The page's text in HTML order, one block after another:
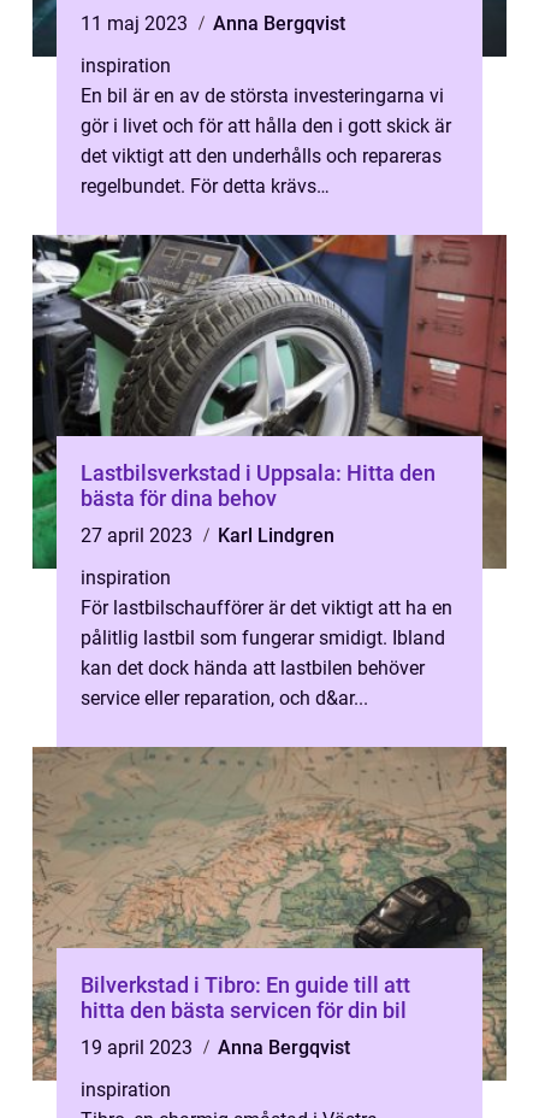
11 maj 2023
Anna Bergqvist
inspiration
En bil är en av de största investeringarna vi
gör i livet och för att hålla den i gott skick är
det viktigt att den underhålls och repareras
regelbundet. För detta krävs
Lastbilsverkstad i Uppsala: Hitta den
bästa för dina behov
27 april 2023
Karl Lindgren
inspiration
För lastbilschaufförer är det viktigt att ha en
pålitlig lastbil som fungerar smidigt. Ibland
kan det dock hända att lastbilen behöver
service eller reparation, och d&ar...
Bilverkstad i Tibro: En guide till att
hitta den bästa servicen för din bil
19 april 2023
Anna Bergqvist
inspiration